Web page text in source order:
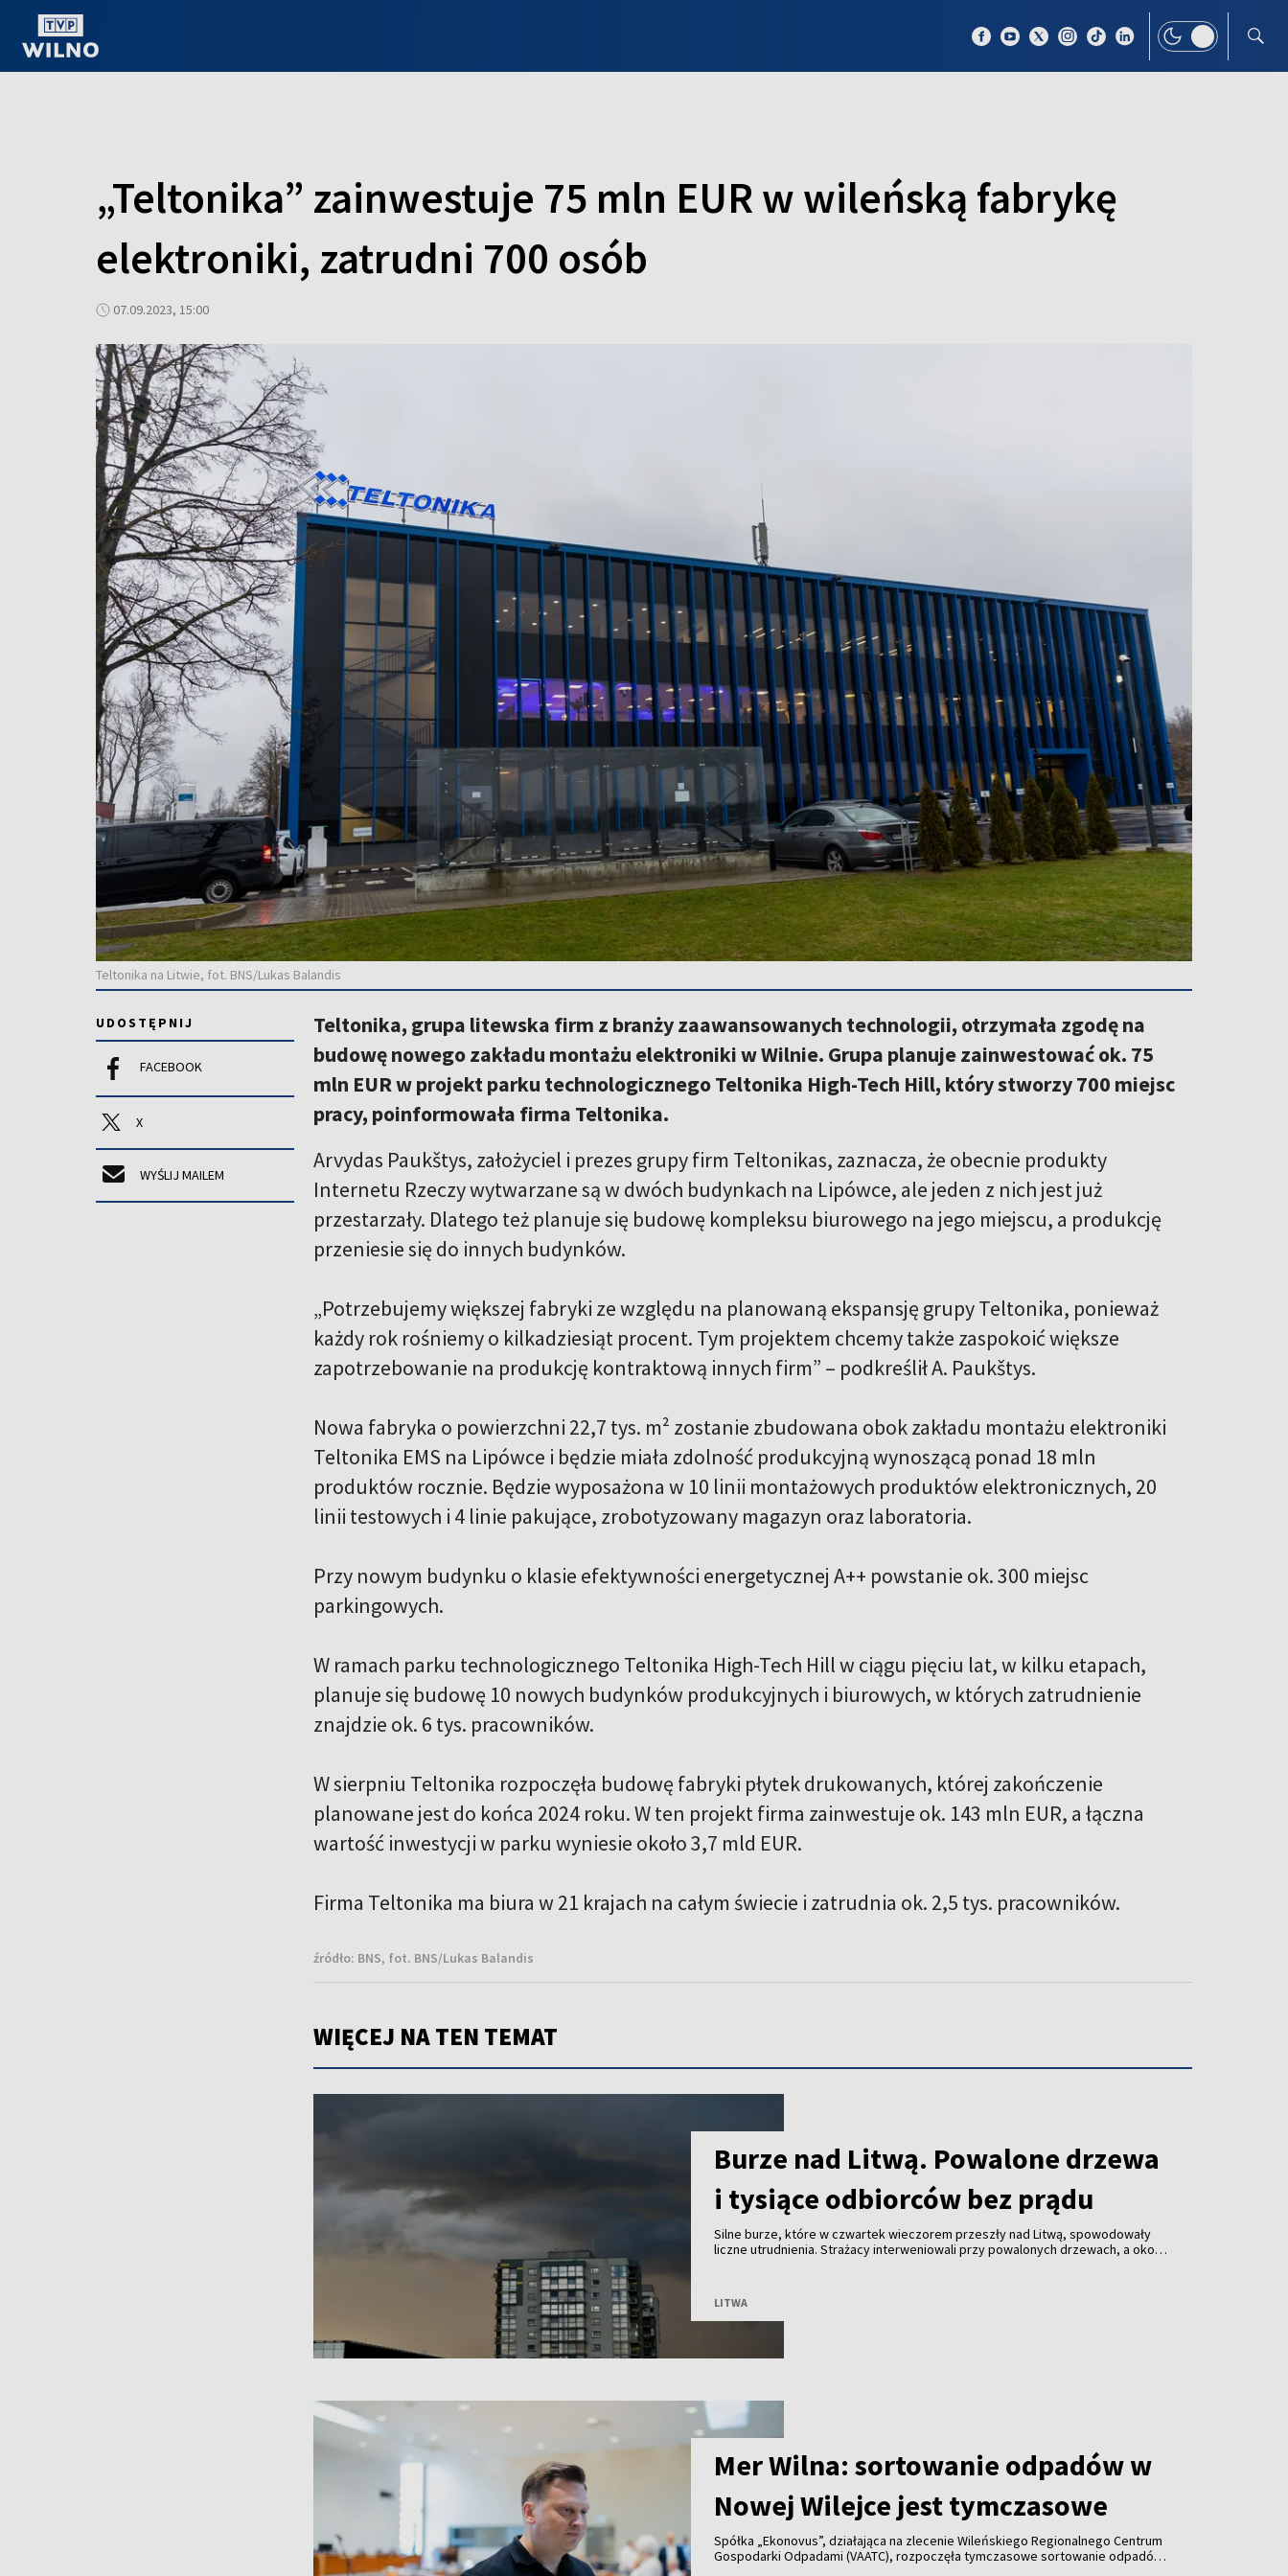
„Teltonika” zainwestuje 75 mln EUR w wileńską fabrykę
elektroniki, zatrudni 700 osób
07.09.2023, 15:00
Teltonika na Litwie, fot. BNS/Lukas Balandis
UDOSTĘPNIJ
FACEBOOK
X
WYŚLIJ MAILEM
Teltonika, grupa litewska firm z branży zaawansowanych technologii, otrzymała zgodę na
budowę nowego zakładu montażu elektroniki w Wilnie. Grupa planuje zainwestować ok. 75
mln EUR w projekt parku technologicznego Teltonika High-Tech Hill, który stworzy 700 miejsc
pracy, poinformowała firma Teltonika.
Arvydas Paukštys, założyciel i prezes grupy firm Teltonikas, zaznacza, że obecnie produkty
Internetu Rzeczy wytwarzane są w dwóch budynkach na Lipówce, ale jeden z nich jest już
przestarzały. Dlatego też planuje się budowę kompleksu biurowego na jego miejscu, a produkcję
przeniesie się do innych budynków.
„Potrzebujemy większej fabryki ze względu na planowaną ekspansję grupy Teltonika, ponieważ
każdy rok rośniemy o kilkadziesiąt procent. Tym projektem chcemy także zaspokoić większe
zapotrzebowanie na produkcję kontraktową innych firm” – podkreślił A. Paukštys.
Nowa fabryka o powierzchni 22,7 tys. m² zostanie zbudowana obok zakładu montażu elektroniki
Teltonika EMS na Lipówce i będzie miała zdolność produkcyjną wynoszącą ponad 18 mln
produktów rocznie. Będzie wyposażona w 10 linii montażowych produktów elektronicznych, 20
linii testowych i 4 linie pakujące, zrobotyzowany magazyn oraz laboratoria.
Przy nowym budynku o klasie efektywności energetycznej A++ powstanie ok. 300 miejsc
parkingowych.
W ramach parku technologicznego Teltonika High-Tech Hill w ciągu pięciu lat, w kilku etapach,
planuje się budowę 10 nowych budynków produkcyjnych i biurowych, w których zatrudnienie
znajdzie ok. 6 tys. pracowników.
W sierpniu Teltonika rozpoczęła budowę fabryki płytek drukowanych, której zakończenie
planowane jest do końca 2024 roku. W ten projekt firma zainwestuje ok. 143 mln EUR, a łączna
wartość inwestycji w parku wyniesie około 3,7 mld EUR.
Firma Teltonika ma biura w 21 krajach na całym świecie i zatrudnia ok. 2,5 tys. pracowników.
źródło: BNS, fot. BNS/Lukas Balandis
WIĘCEJ NA TEN TEMAT
Burze nad Litwą. Powalone drzewa
i tysiące odbiorców bez prądu
Silne burze, które w czwartek wieczorem przeszły nad Litwą, spowodowały
liczne utrudnienia. Strażacy interweniowali przy powalonych drzewach, a około
LITWA
Mer Wilna: sortowanie odpadów w
Nowej Wilejce jest tymczasowe
Spółka „Ekonovus”, działająca na zlecenie Wileńskiego Regionalnego Centrum
Gospodarki Odpadami (VAATC), rozpoczęła tymczasowe sortowanie odpadów